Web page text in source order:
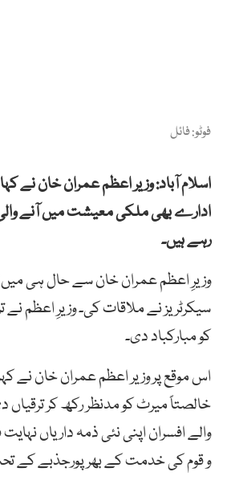
فوٹو: فائل
اسلام آباد: وزیر اعظم عمران خان نے
ادارے بھی ملکی معیشت میں آنے والی
رہے ہیں۔
وزیرِ اعظم عمران خان سے حال ہی میں
سیکرٹریز نے ملاقات کی۔ وزیرِ اعظم نے
کو مبارکباد دی۔
اس موقع پر وزیر اعظم عمران خان نے
خالصتاً میرٹ کو مدنظر رکھ کر ترقیاں
والے افسران اپنی نئی ذمہ داریاں
و قوم کی خدمت کے بھرپورجذبے کے